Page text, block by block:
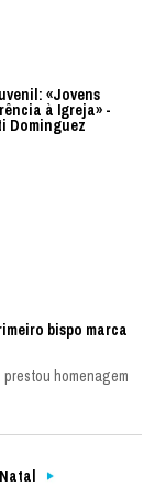
«Jovens
à Igreja» -
Dominguez
bispo marca
homenagem